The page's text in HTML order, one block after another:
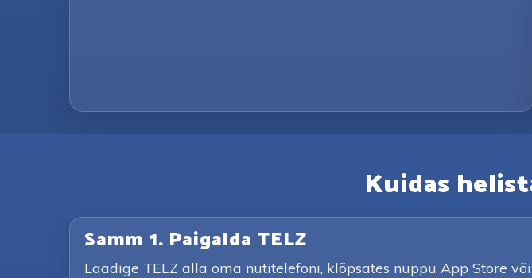
Kuidas
Samm 1. Paigalda TELZ
Laadige TELZ alla oma nutitelefoni, klõpsates nuppu App Store